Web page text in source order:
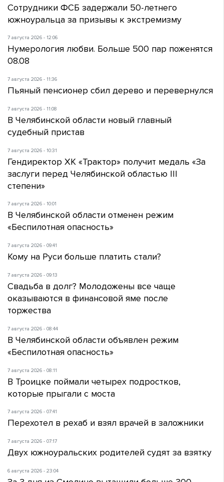
Сотрудники ФСБ задержали 50-летнего
южноуральца за призывы к экстремизму
7 августа 2026 - 12:06
Нумерология любви. Больше 500 пар поженятся
08.08
7 августа 2026 - 11:36
Пьяный пенсионер сбил дерево и перевернулся
7 августа 2026 - 11:08
В Челябинской области новый главный
судебный пристав
7 августа 2026 - 10:31
Гендиректор ХК «Трактор» получит медаль «За
заслуги перед Челябинской областью III
степени»
7 августа 2026 - 10:01
В Челябинской области отменен режим
«Беспилотная опасность»
7 августа 2026 - 09:41
Кому на Руси больше платить стали?
7 августа 2026 - 09:13
Свадьба в долг? Молодожены все чаще
оказываются в финансовой яме после
торжества
7 августа 2026 - 08:44
В Челябинской области объявлен режим
«Беспилотная опасность»
7 августа 2026 - 08:11
В Троицке поймали четырех подростков,
которые прыгали с моста
7 августа 2026 - 07:41
Перехотел в рехаб и взял врачей в заложники
7 августа 2026 - 07:17
Двух южноуральских родителей судят за взятку
6 августа 2026 - 23:04